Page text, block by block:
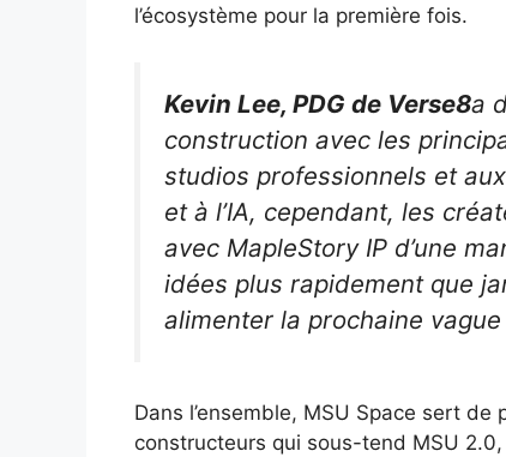
l’écosystème pour la première fois.
Kevin Lee, PDG de Verse8a
construction avec les
studios professionnels et
et à l’IA, cependant, les
avec MapleStory IP d’une
idées plus rapidement que
alimenter la prochaine
Dans l’ensemble, MSU Space sert
constructeurs qui sous-tend MSU